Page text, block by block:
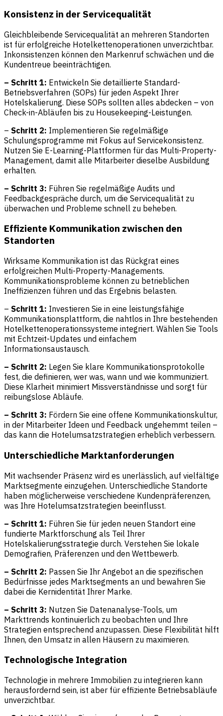
Konsistenz in der Servicequalität
Gleichbleibende Servicequalität an mehreren Standorten
ist für erfolgreiche Hotelkettenoperationen unverzichtbar.
Inkonsistenzen können den Markenruf schwächen und die
Kundentreue beeinträchtigen.
– Schritt 1: Entwickeln Sie detaillierte Standard-
Betriebsverfahren (SOPs) für jeden Aspekt Ihrer
Hotelskalierung. Diese SOPs sollten alles abdecken – von
Check-in-Abläufen bis zu Housekeeping-Leistungen.
– Schritt 2: Implementieren Sie regelmäßige
Schulungsprogramme mit Fokus auf Servicekonsistenz.
Nutzen Sie E-Learning-Plattformen für das Multi-Property-
Management, damit alle Mitarbeiter dieselbe Ausbildung
erhalten.
– Schritt 3: Führen Sie regelmäßige Audits und
Feedbackgespräche durch, um die Servicequalität zu
überwachen und Probleme schnell zu beheben.
Effiziente Kommunikation zwischen den
Standorten
Wirksame Kommunikation ist das Rückgrat eines
erfolgreichen Multi-Property-Managements.
Kommunikationsprobleme können zu betrieblichen
Ineffizienzen führen und das Ergebnis belasten.
– Schritt 1: Investieren Sie in eine leistungsfähige
Kommunikationsplattform, die nahtlos in Ihre bestehenden
Hotelkettenoperationssysteme integriert. Wählen Sie Tools
mit Echtzeit-Updates und einfachem
Informationsaustausch.
– Schritt 2: Legen Sie klare Kommunikationsprotokolle
fest, die definieren, wer was, wann und wie kommuniziert.
Diese Klarheit minimiert Missverständnisse und sorgt für
reibungslose Abläufe.
– Schritt 3: Fördern Sie eine offene Kommunikationskultur,
in der Mitarbeiter Ideen und Feedback ungehemmt teilen –
das kann die Hotelumsatzstrategien erheblich verbessern.
Unterschiedliche Marktanforderungen
Mit wachsender Präsenz wird es unerlässlich, auf vielfältige
Marktsegmente einzugehen. Unterschiedliche Standorte
haben möglicherweise verschiedene Kundenpräferenzen,
was Ihre Hotelumsatzstrategien beeinflusst.
– Schritt 1: Führen Sie für jeden neuen Standort eine
fundierte Marktforschung als Teil Ihrer
Hotelskalierungsstrategie durch. Verstehen Sie lokale
Demografien, Präferenzen und den Wettbewerb.
– Schritt 2: Passen Sie Ihr Angebot an die spezifischen
Bedürfnisse jedes Marktsegments an und bewahren Sie
dabei die Kernidentität Ihrer Marke.
– Schritt 3: Nutzen Sie Datenanalyse-Tools, um
Markttrends kontinuierlich zu beobachten und Ihre
Strategien entsprechend anzupassen. Diese Flexibilität hilft
Ihnen, den Umsatz in allen Häusern zu maximieren.
Technologische Integration
Technologie in mehrere Immobilien zu integrieren kann
herausfordernd sein, ist aber für effiziente Betriebsabläufe
unverzichtbar.